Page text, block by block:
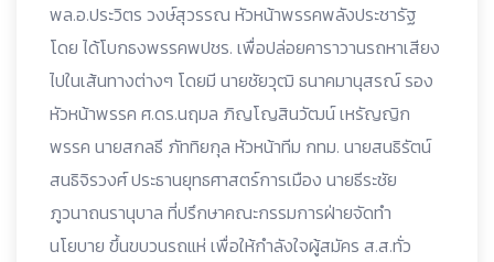
พล.อ.ประวิตร วงษ์สุวรรณ หัวหน้าพรรคพลังประชารัฐ
โดย ได้โบกธงพรรคพปชร. เพื่อปล่อยคาราวานรถหาเสียง
ไปในเส้นทางต่างๆ โดยมี นายชัยวุฒิ ธนาคมานุสรณ์ รอง
หัวหน้าพรรค ศ.ดร.นฤมล ภิญโญสินวัฒน์ เหรัญญิก
พรรค นายสกลธี ภัททิยกุล หัวหน้าทีม กทม. นายสนธิรัตน์
สนธิจิรวงศ์ ประธานยุทธศาสตร์การเมือง นายธีระชัย
ภูวนาถนรานุบาล ที่ปรึกษาคณะกรรมการฝ่ายจัดทำ
นโยบาย ขึ้นขบวนรถแห่ เพื่อให้กำลังใจผู้สมัคร ส.ส.ทั่ว